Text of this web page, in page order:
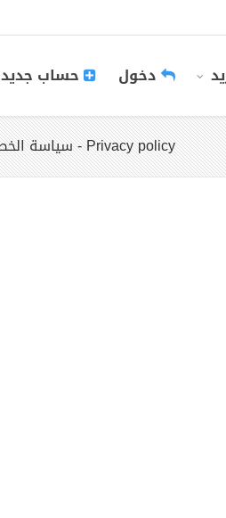
دخول حساب جديد
سياسة الخصوصية - Privacy policy